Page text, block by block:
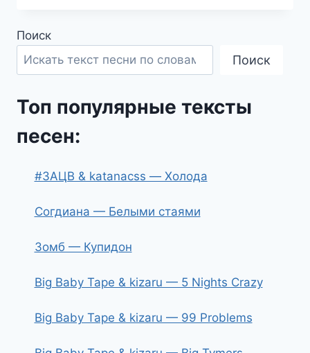
Поиск
Поиск
Топ популярные тексты
песен:
#ЗАЦВ & katanacss — Холода
Согдиана — Белыми стаями
Зомб — Купидон
Big Baby Tape & kizaru — 5 Nights Crazy
Big Baby Tape & kizaru — 99 Problems